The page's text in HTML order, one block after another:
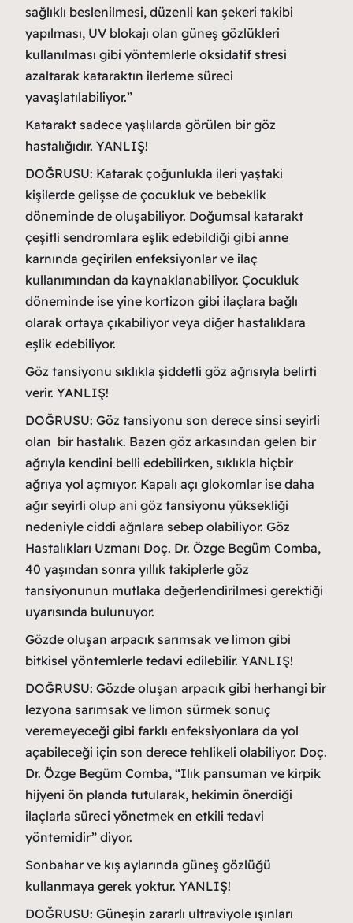
sağlıklı beslenilmesi, düzenli kan şekeri takibi
yapılması, UV blokajı olan güneş gözlükleri
kullanılması gibi yöntemlerle oksidatif stresi
azaltarak kataraktın ilerleme süreci
yavaşlatılabiliyor.”
Katarakt sadece yaşlılarda görülen bir göz
hastalığıdır. YANLIŞ!
DOĞRUSU: Katarak çoğunlukla ileri yaştaki
kişilerde gelişse de çocukluk ve bebeklik
döneminde de oluşabiliyor. Doğumsal katarakt
çeşitli sendromlara eşlik edebildiği gibi anne
karnında geçirilen enfeksiyonlar ve ilaç
kullanımından da kaynaklanabiliyor. Çocukluk
döneminde ise yine kortizon gibi ilaçlara bağlı
olarak ortaya çıkabiliyor veya diğer hastalıklara
eşlik edebiliyor.
Göz tansiyonu sıklıkla şiddetli göz ağrısıyla belirti
verir. YANLIŞ!
DOĞRUSU: Göz tansiyonu son derece sinsi seyirli
olan bir hastalık. Bazen göz arkasından gelen bir
ağrıyla kendini belli edebilirken, sıklıkla hiçbir
ağrıya yol açmıyor. Kapalı açı glokomlar ise daha
ağır seyirli olup ani göz tansiyonu yüksekliği
nedeniyle ciddi ağrılara sebep olabiliyor. Göz
Hastalıkları Uzmanı Doç. Dr. Özge Begüm Comba,
40 yaşından sonra yıllık takiplerle göz
tansiyonunun mutlaka değerlendirilmesi gerektiği
uyarısında bulunuyor.
Gözde oluşan arpacık sarımsak ve limon gibi
bitkisel yöntemlerle tedavi edilebilir. YANLIŞ!
DOĞRUSU: Gözde oluşan arpacık gibi herhangi bir
lezyona sarımsak ve limon sürmek sonuç
veremeyeceği gibi farklı enfeksiyonlara da yol
açabileceği için son derece tehlikeli olabiliyor. Doç.
Dr. Özge Begüm Comba, “Ilık pansuman ve kirpik
hijyeni ön planda tutularak, hekimin önerdiği
ilaçlarla süreci yönetmek en etkili tedavi
yöntemidir” diyor.
Sonbahar ve kış aylarında güneş gözlüğü
kullanmaya gerek yoktur. YANLIŞ!
DOĞRUSU: Güneşin zararlı ultraviyole ışınları